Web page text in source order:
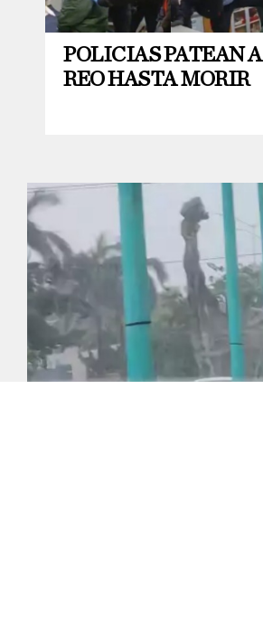
POLICIAS PATEAN A
REO HASTA MORIR